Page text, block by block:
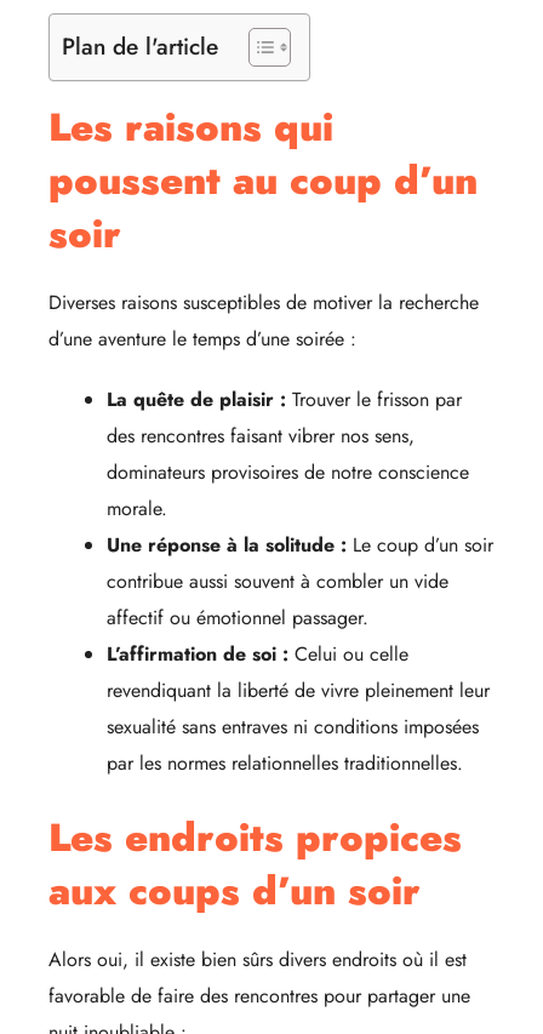
Plan de l'article
Les raisons qui
poussent au coup d’un
soir
Diverses raisons susceptibles de motiver la recherche
d’une aventure le temps d’une soirée :
La quête de plaisir : Trouver le frisson par
des rencontres faisant vibrer nos sens,
dominateurs provisoires de notre conscience
morale.
Une réponse à la solitude : Le coup d’un soir
contribue aussi souvent à combler un vide
affectif ou émotionnel passager.
L’affirmation de soi : Celui ou celle
revendiquant la liberté de vivre pleinement leur
sexualité sans entraves ni conditions imposées
par les normes relationnelles traditionnelles.
Les endroits propices
aux coups d’un soir
Alors oui, il existe bien sûrs divers endroits où il est
favorable de faire des rencontres pour partager une